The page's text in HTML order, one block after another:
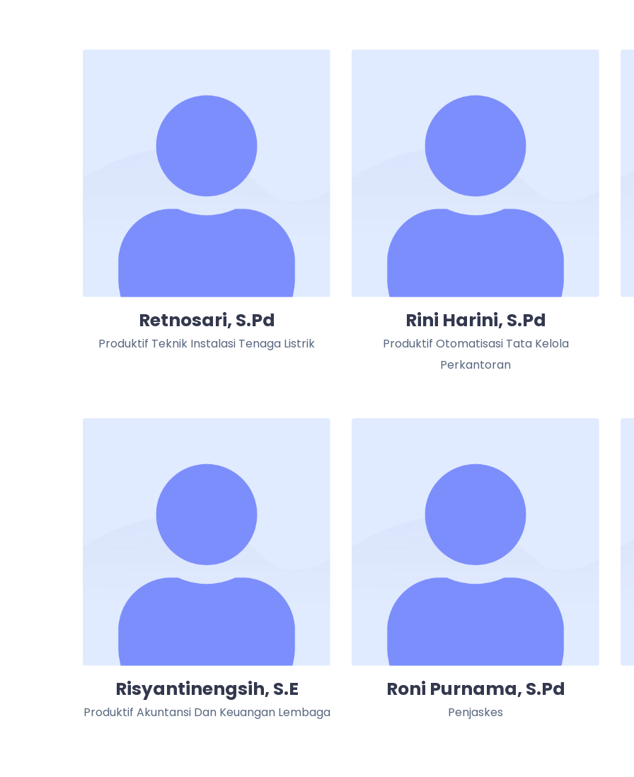
Retnosari, S.Pd
Produktif Teknik Instalasi Tenaga Listrik
Rini Harini, S.Pd
Produktif Otomatisasi Tata Kelola
Perkantoran
Risyantinengsih, S.E
Produktif Akuntansi Dan Keuangan Lembaga
Roni Purnama, S.Pd
Penjaskes